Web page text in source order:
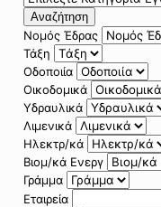
Αναζήτηση
Νομός Έδρας
Τάξη
Οδοποιία
Οικοδομικά
Υδραυλικά
Λιμενικά
Ηλεκτρ/κά
Βιομ/κά Ενεργ
Γράμμα
Εταιρεία